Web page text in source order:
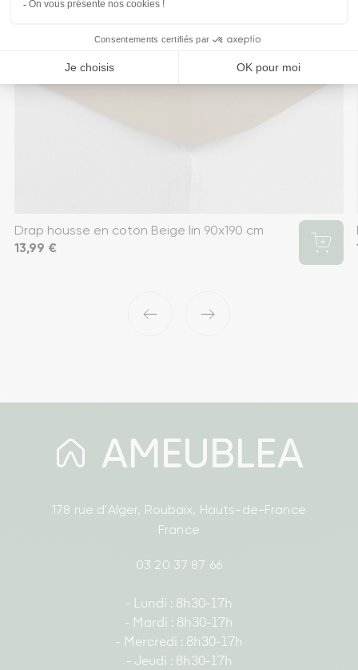
Drap housse en coton Beige lin 90x190 cm
Prix
13,99 €
‹ ›
178 rue d'Alger, Roubaix, Hauts-de-France
France
03 20 37 87 66
- Lundi : 8h30-17h
- Mardi : 8h30-17h
- Mercredi : 8h30-17h
- Jeudi : 8h30-17h